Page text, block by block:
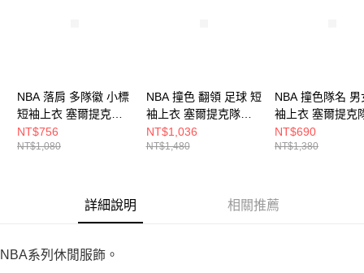
NBA 落肩 多隊徽 小標
短袖上衣 塞爾提克隊
3525100600
NT$756
NT$1,080
NBA 撞色 翻領 足球 短
袖上衣 塞爾提克隊
3625149000
NT$1,036
NT$1,480
NBA 撞色隊名 男
袖上衣 塞爾提克
3625112572
NT$690
NT$1,380
詳細說明 相關推薦
NBA系列休閒服飾。